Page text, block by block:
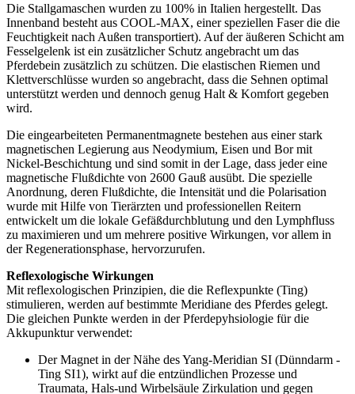
Die Stallgamaschen wurden zu 100% in Italien hergestellt. Das
Innenband besteht aus COOL-MAX, einer speziellen Faser die die
Feuchtigkeit nach Außen transportiert). Auf der äußeren Schicht am
Fesselgelenk ist ein zusätzlicher Schutz angebracht um das
Pferdebein zusätzlich zu schützen. Die elastischen Riemen und
Klettverschlüsse wurden so angebracht, dass die Sehnen optimal
unterstützt werden und dennoch genug Halt & Komfort gegeben
wird.
Die eingearbeiteten Permanentmagnete bestehen aus einer stark
magnetischen Legierung aus Neodymium, Eisen und Bor mit
Nickel-Beschichtung und sind somit in der Lage, dass jeder eine
magnetische Flußdichte von 2600 Gauß ausübt. Die spezielle
Anordnung, deren Flußdichte, die Intensität und die Polarisation
wurde mit Hilfe von Tierärzten und professionellen Reitern
entwickelt um die lokale Gefäßdurchblutung und den Lymphfluss
zu maximieren und um mehrere positive Wirkungen, vor allem in
der Regenerationsphase, hervorzurufen.
Reflexologische Wirkungen
Mit reflexologischen Prinzipien, die die Reflexpunkte (Ting)
stimulieren, werden auf bestimmte Meridiane des Pferdes gelegt.
Die gleichen Punkte werden in der Pferdepyhsiologie für die
Akkupunktur verwendet:
Der Magnet in der Nähe des Yang-Meridian SI (Dünndarm -
Ting SI1), wirkt auf die entzündlichen Prozesse und
Traumata, Hals-und Wirbelsäule Zirkulation und gegen